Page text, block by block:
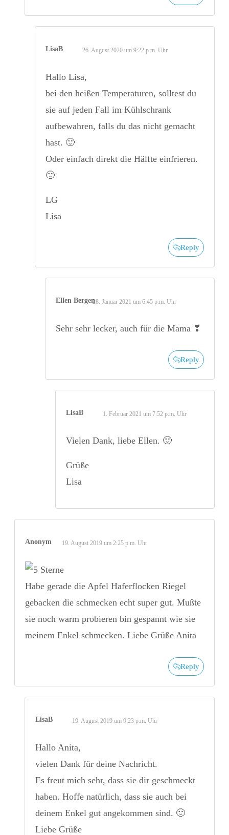
LisaB 26. August 2020 um 9:22 p.m. Uhr
Hallo Lisa,
bei den heißen Temperaturen, solltest du
sie auf jeden Fall im Kühlschrank
aufbewahren, falls du das nicht gemacht
hast. 🙂
Oder einfach direkt die Hälfte einfrieren.
🙂
LG
Lisa
Reply
Ellen Bergen28. Januar 2021 um 6:45 p.m. Uhr
Sehr sehr lecker, auch für die Mama ❣
Reply
LisaB 1. Februar 2021 um 7:52 p.m. Uhr
Vielen Dank, liebe Ellen. 🙂
Grüße
Lisa
Anonym 19. August 2019 um 2:25 p.m. Uhr
Habe gerade die Apfel Haferflocken Riegel
gebacken die schmecken echt super gut. Mußte
sie noch warm probieren bin gespannt wie sie
meinem Enkel schmecken. Liebe Grüße Anita ‍
Reply
LisaB 19. August 2019 um 9:23 p.m. Uhr
Hallo Anita,
vielen Dank für deine Nachricht.
Es freut mich sehr, dass sie dir geschmeckt
haben. Hoffe natürlich, dass sie auch bei
deinem Enkel gut angekommen sind. 🙂
Liebe Grüße